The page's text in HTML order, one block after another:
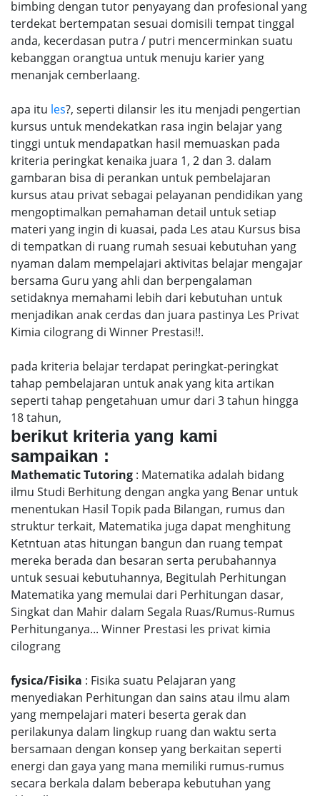
bimbing dengan tutor penyayang dan profesional yang
terdekat bertempatan sesuai domisili tempat tinggal
anda, kecerdasan putra / putri mencerminkan suatu
kebanggan orangtua untuk menuju karier yang
menanjak cemberlaang.
apa itu les?, seperti dilansir les itu menjadi pengertian
kursus untuk mendekatkan rasa ingin belajar yang
tinggi untuk mendapatkan hasil memuaskan pada
kriteria peringkat kenaika juara 1, 2 dan 3. dalam
gambaran bisa di perankan untuk pembelajaran
kursus atau privat sebagai pelayanan pendidikan yang
mengoptimalkan pemahaman detail untuk setiap
materi yang ingin di kuasai, pada Les atau Kursus bisa
di tempatkan di ruang rumah sesuai kebutuhan yang
nyaman dalam mempelajari aktivitas belajar mengajar
bersama Guru yang ahli dan berpengalaman
setidaknya memahami lebih dari kebutuhan untuk
menjadikan anak cerdas dan juara pastinya Les Privat
Kimia cilograng di Winner Prestasi!!.
pada kriteria belajar terdapat peringkat-peringkat
tahap pembelajaran untuk anak yang kita artikan
seperti tahap pengetahuan umur dari 3 tahun hingga
18 tahun,
berikut kriteria yang kami
sampaikan :
Mathematic Tutoring : Matematika adalah bidang
ilmu Studi Berhitung dengan angka yang Benar untuk
menentukan Hasil Topik pada Bilangan, rumus dan
struktur terkait, Matematika juga dapat menghitung
Ketntuan atas hitungan bangun dan ruang tempat
mereka berada dan besaran serta perubahannya
untuk sesuai kebutuhannya, Begitulah Perhitungan
Matematika yang memulai dari Perhitungan dasar,
Singkat dan Mahir dalam Segala Ruas/Rumus-Rumus
Perhitunganya... Winner Prestasi les privat kimia
cilograng
fysica/Fisika : Fisika suatu Pelajaran yang
menyediakan Perhitungan dan sains atau ilmu alam
yang mempelajari materi beserta gerak dan
perilakunya dalam lingkup ruang dan waktu serta
bersamaan dengan konsep yang berkaitan seperti
energi dan gaya yang mana memiliki rumus-rumus
secara berkala dalam beberapa kebutuhan yang